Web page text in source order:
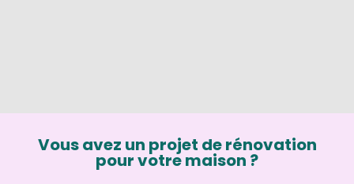
Vous avez un projet de rénovation
pour votre maison ?